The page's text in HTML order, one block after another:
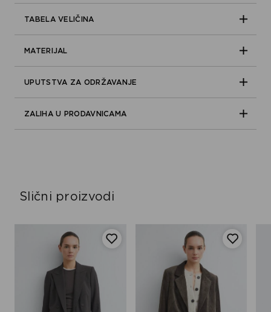
TABELA VELIČINA
MATERIJAL
UPUTSTVA ZA ODRŽAVANJE
ZALIHA U PRODAVNICAMA
Slični proizvodi